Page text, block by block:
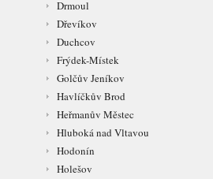
Drmoul
Dřevíkov
Duchcov
Frýdek-Místek
Golčův Jeníkov
Havlíčkův Brod
Heřmanův Městec
Hluboká nad Vltavou
Hodonín
Holešov